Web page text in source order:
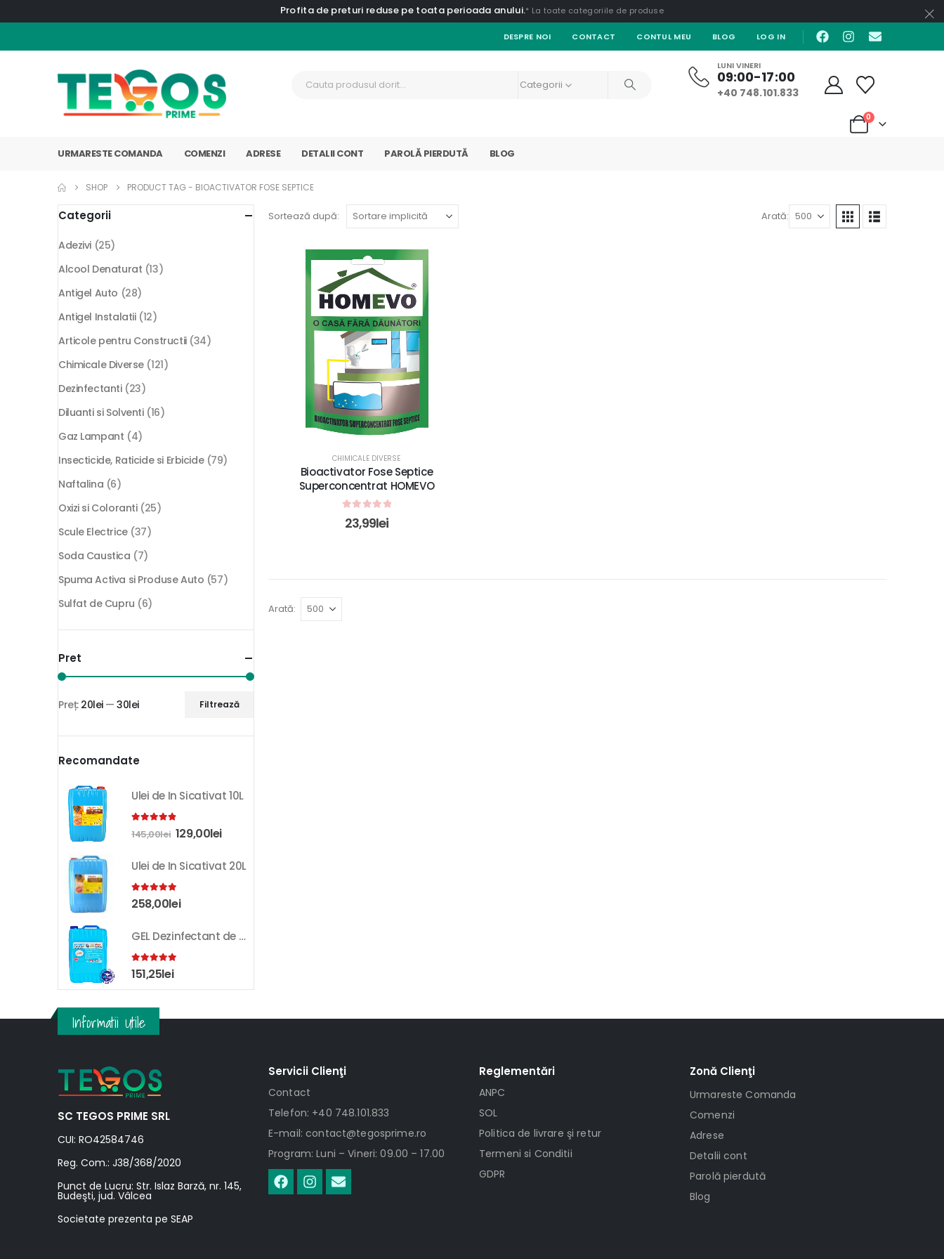
Profita de preturi reduse pe toata perioada anului.* La toate categoriile de produse
DESPRE NOI CONTACT CONTUL MEU BLOG LOG IN
Categorii
LUNI VINERI
09:00-17:00
+40 748.101.833
0
URMARESTE COMANDA COMENZI ADRESE DETALII CONT PAROLĂ PIERDUTĂ BLOG
SHOP PRODUCT TAG - BIOACTIVATOR FOSE SEPTICE
Sortează după: Arată:
CHIMICALE DIVERSE
Bioactivator Fose Septice
Superconcentrat HOMEVO
out of 5
23,99lei
Arată:
Categorii
Adezivi (25)
Alcool Denaturat (13)
Antigel Auto (28)
Antigel Instalatii (12)
Articole pentru Constructii (34)
Chimicale Diverse (121)
Dezinfectanti (23)
Diluanti si Solventi (16)
Gaz Lampant (4)
Insecticide, Raticide si Erbicide (79)
Naftalina (6)
Oxizi si Coloranti (25)
Scule Electrice (37)
Soda Caustica (7)
Spuma Activa si Produse Auto (57)
Sulfat de Cupru (6)
Pret
Filtrează
Preț: 20lei—30lei
Recomandate
Ulei de In Sicativat 10L
out of 5
145,00lei 129,00lei
Ulei de In Sicativat 20L
5.00out of 5
258,00lei
GEL Dezinfectant de Maini K-SEPT 10L
5.00out of 5
151,25lei
Informatii Utile
SC TEGOS PRIME SRL
CUI: RO42584746
Reg. Com.: J38/368/2020
Punct de Lucru: Str. Islaz Barză, nr. 145,
Budeşti, jud. Vâlcea
Societate prezenta pe SEAP
Servicii Clienţi
Contact
Telefon: +40 748.101.833
E-mail: contact@tegosprime.ro
Program: Luni – Vineri: 09.00 – 17.00
Reglementări
ANPC
SOL
Politica de livrare şi retur
Termeni si Conditii
GDPR
Zonă Clienţi
Urmareste Comanda
Comenzi
Adrese
Detalii cont
Parolă pierdută
Blog